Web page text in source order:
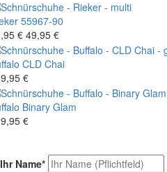
55967-90
€ 49,95 €
CLD Chai
€
Binary Glam
€
Ihr Name*